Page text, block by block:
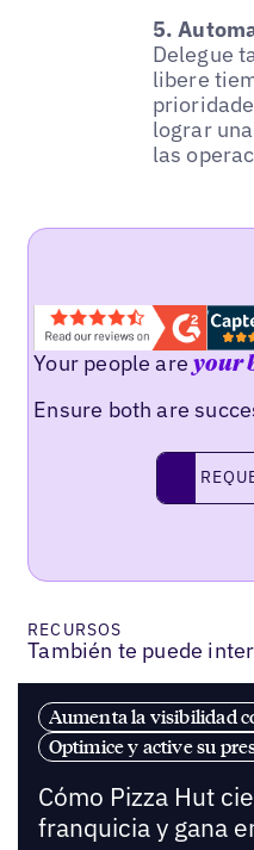
5.
Delegue
libere
lograr
las
Your people areyour
Ensure both are
request a
RECURSOS
También te puede
Aumenta la visibilidad
Optimice y active su
Cómo Pizza Hut
franquicia y gana